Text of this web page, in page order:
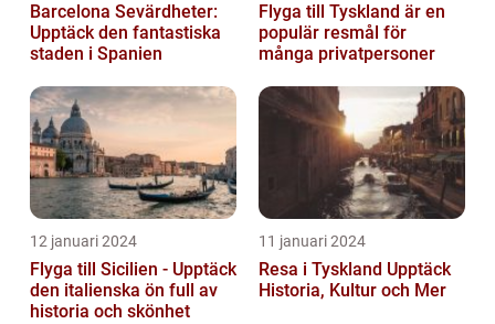
Barcelona Sevärdheter:
Upptäck den fantastiska
staden i Spanien
Flyga till Tyskland är en
populär resmål för
många privatpersoner
12 januari 2024
Flyga till Sicilien - Upptäck
den italienska ön full av
historia och skönhet
11 januari 2024
Resa i Tyskland Upptäck
Historia, Kultur och Mer